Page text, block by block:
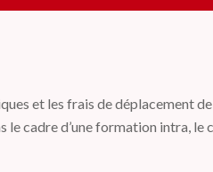
et les frais de déplacement
cadre d’une formation intra,